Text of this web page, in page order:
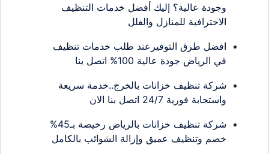
وجودة عالية؟ إليك أفضل خدمات التنظيف
الاحترافية للمنازل والفلل
افضل طرق التوفيرعند طلب خدمات تنظيف
في الرياض جودة عالية 100% اتصل ينا
شركة تنظيف خزانات بالخرج..خدمة سريعة
واستجابة فورية 24/7 اتصل بنا الان
شركة تنظيف خزانات بالرياض رخيصة بـ45%
خصم وتنظيف عميق وإزالة الشوائب بالكامل